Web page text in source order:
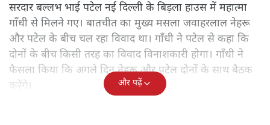
सरदार बल्लभ भाई पटेल नई दिल्ली के बिड़ला हाउस में महात्मा
गाँधी से मिलने गए। बातचीत का मुख्य मसला जवाहरलाल नेहरू
और पटेल के बीच चल रहा विवाद था। गाँधी ने पटेल से कहा कि
दोनों के बीच किसी तरह का विवाद विनाशकारी होगा। गाँधी ने
फैसला किया कि अगले दिन नेहरू और पटेल दोनों के साथ बैठक
करेंगे।
और पढ़ें